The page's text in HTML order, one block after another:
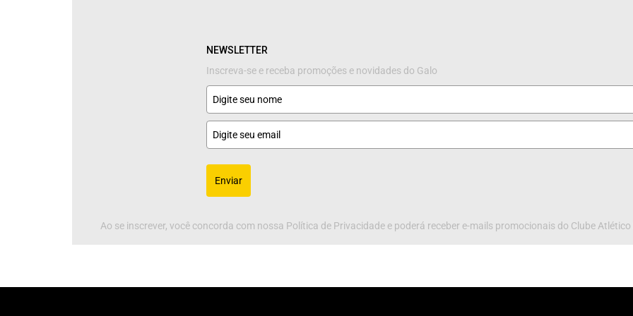
NEWSLETTER
Inscreva-se e receba promoções e novidades do Galo
Enviar
Ao se inscrever, você concorda com nossa Política de Privacidade e poderá receber e-mails promocionais do Clube Atlético